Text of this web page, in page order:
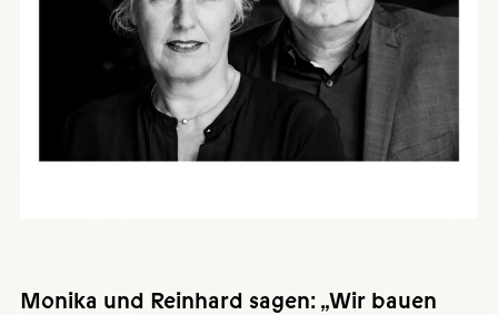
Monika und Reinhard sagen: „Wir bauen